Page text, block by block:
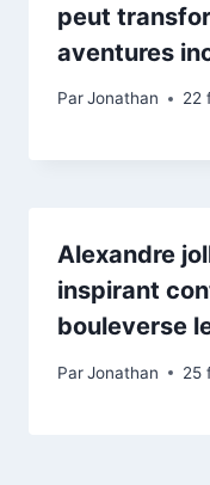
peut
aventures
ParJonathan 22
Alexandre
inspirant
bouleverse
ParJonathan 25